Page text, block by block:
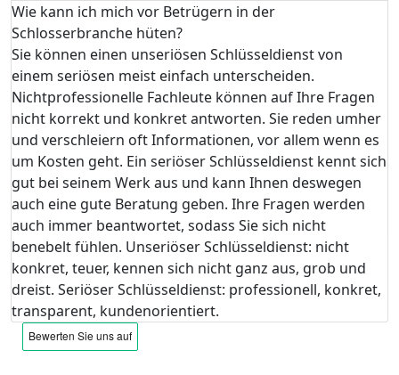
Wie kann ich mich vor Betrügern in der
Schlosserbranche hüten?
Sie können einen unseriösen Schlüsseldienst von
einem seriösen meist einfach unterscheiden.
Nichtprofessionelle Fachleute können auf Ihre Fragen
nicht korrekt und konkret antworten. Sie reden umher
und verschleiern oft Informationen, vor allem wenn es
um Kosten geht. Ein seriöser Schlüsseldienst kennt sich
gut bei seinem Werk aus und kann Ihnen deswegen
auch eine gute Beratung geben. Ihre Fragen werden
auch immer beantwortet, sodass Sie sich nicht
benebelt fühlen. Unseriöser Schlüsseldienst: nicht
konkret, teuer, kennen sich nicht ganz aus, grob und
dreist. Seriöser Schlüsseldienst: professionell, konkret,
transparent, kundenorientiert.